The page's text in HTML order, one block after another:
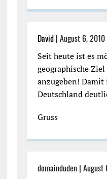
David | August 6, 2010
Seit heute ist es
geographische
anzugeben!
Deutschland
Gruss
domainduden| August